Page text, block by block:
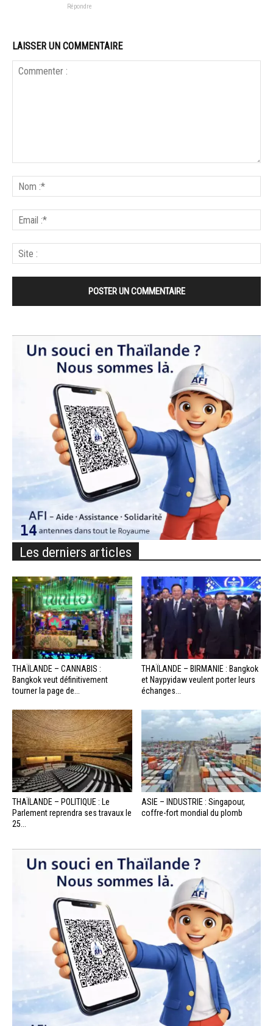
Répondre
LAISSER UN COMMENTAIRE
Les derniers articles
THAÏLANDE – CANNABIS :
Bangkok veut définitivement
tourner la page de...
THAÏLANDE – BIRMANIE : Bangkok
et Naypyidaw veulent porter leurs
échanges...
THAÏLANDE – POLITIQUE : Le
Parlement reprendra ses travaux le
25...
ASIE – INDUSTRIE : Singapour,
coffre-fort mondial du plomb